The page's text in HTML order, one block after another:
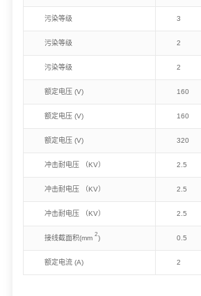
污染等级 3
污染等级 2
污染等级 2
额定电压 (V) 160
额定电压 (V) 160
额定电压 (V) 320
冲击耐电压 （KV） 2.5
冲击耐电压 （KV） 2.5
冲击耐电压 （KV） 2.5
接线截面积(mm 2) 0.5
额定电流 (A) 2